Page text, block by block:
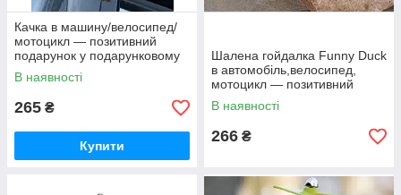
Качка в машину/велосипед/
мотоцикл — позитивний
подарунок у подарунковому
пакованні
В наявності
265 ₴
Купити
Шалена гойдалка Funny Duck
в автомобіль,велосипед,
мотоцикл — позитивний
подарунок + паковання
В наявності
266 ₴